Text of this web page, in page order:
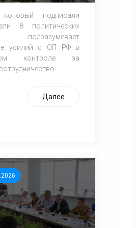
который подписали
8 политических
подразумевает
усилий с ОП РФ в
контроле за
Далее